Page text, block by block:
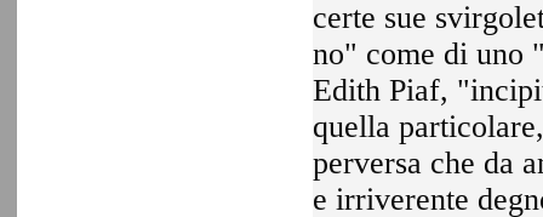
certe sue
no" come di uno
Edith Piaf,
quella
perversa che da
e irriverente